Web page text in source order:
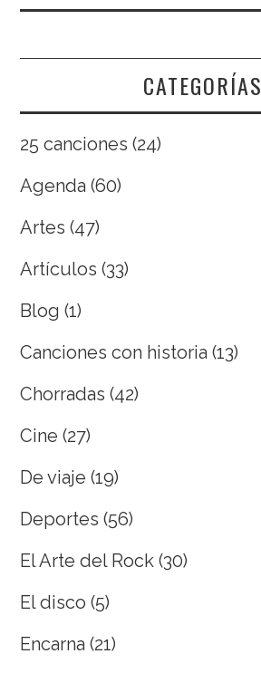
CATEGORÍAS
25 canciones (24)
Agenda (60)
Artes (47)
Artículos (33)
Blog (1)
Canciones con historia (13)
Chorradas (42)
Cine (27)
De viaje (19)
Deportes (56)
El Arte del Rock (30)
El disco (5)
Encarna (21)